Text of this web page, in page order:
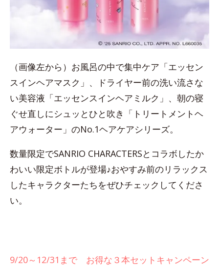
（画像左から）お風呂の中で集中ケア「エッセン
スインヘアマスク」、ドライヤー前の洗い流さな
い美容液「エッセンスインヘアミルク」、朝の寝
ぐせ直しにシュッとひと吹き「トリートメントヘ
アウォーター」のNo.1ヘアケアシリーズ。
数量限定でSANRIO CHARACTERSとコラボしたか
わいい限定ボトルが登場♪おやすみ前のリラックス
したキャラクターたちをぜひチェックしてくださ
い。
9/20～12/31まで お得な３本セットキャンペーン